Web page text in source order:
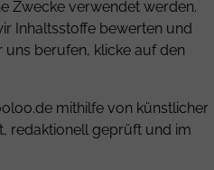
Zwecke verwendet werden.
Inhaltsstoffe bewerten und
berufen, klicke auf den
mithilfe von künstlicher
redaktionell geprüft und im